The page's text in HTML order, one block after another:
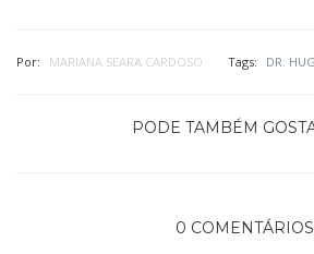
Por: MARIANA SEARA CARDOSO Tags: DR.
PODE TAMBÉM
0 COMENTÁRIOS